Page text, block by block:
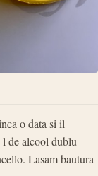
o data si il
de alcool dublu
Lasam bautura